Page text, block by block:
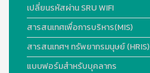
เปลี่ยนรหัสผ่าน SRU WIFI
สารสนเทศเพื่อการบริหาร(MIS)
สารสนเทศฯ ทรัพยากรมนุษย์ (HRIS)
แบบฟอร์มสำหรับบุคลากร